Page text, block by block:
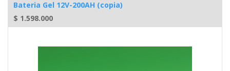
Bateria Gel 12V-200AH (copia)
$ 1.598.000